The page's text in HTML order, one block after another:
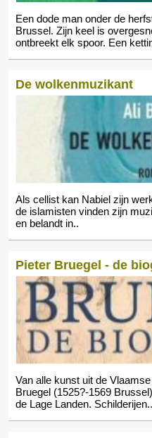
Een dode man onder de
Brussel. Zijn keel is
ontbreekt elk spoor. Een
De wolkenmuzikant
Als cellist kan Nabiel zijn
de islamisten vinden zijn
en belandt in..
Pieter Bruegel - de
Van alle kunst uit de
Bruegel (1525?-1569
de Lage Landen. Schilderijen..